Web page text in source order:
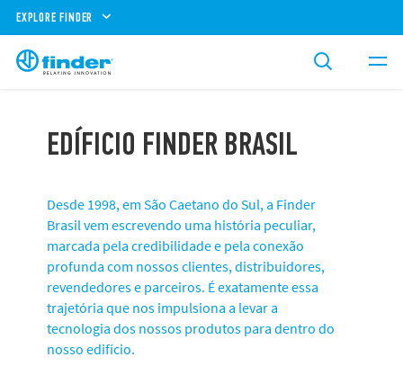
EXPLORE FINDER
EDÍFICIO FINDER BRASIL
Desde 1998, em São Caetano do Sul, a Finder
Brasil vem escrevendo uma história peculiar,
marcada pela credibilidade e pela conexão
profunda com nossos clientes, distribuidores,
revendedores e parceiros. É exatamente essa
trajetória que nos impulsiona a levar a
tecnologia dos nossos produtos para dentro do
nosso edifício.